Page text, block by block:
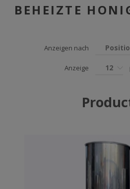
BEHEIZTE
Anzeigen nach
Anzeige 12